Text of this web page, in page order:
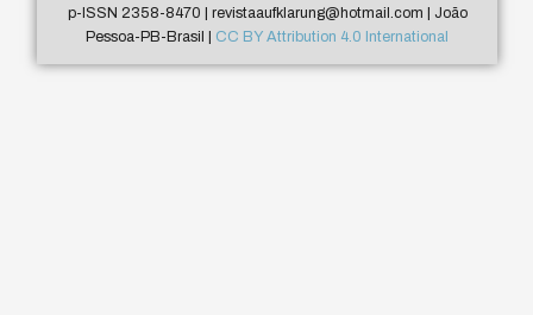
p-ISSN 2358-8470 | revistaaufklarung@hotmail.com | João
Pessoa-PB-Brasil | CC BY Attribution 4.0 International